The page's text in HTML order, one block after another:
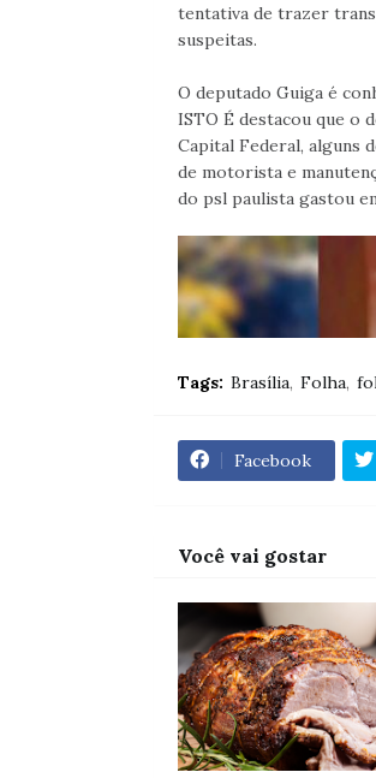
tentativa de trazer
suspeitas.
O deputado Guiga é
ISTO É destacou que o
Capital Federal, alguns
de motorista e
do psl paulista gastou
Tags: Brasília Folha
Facebook
Você vai gostar